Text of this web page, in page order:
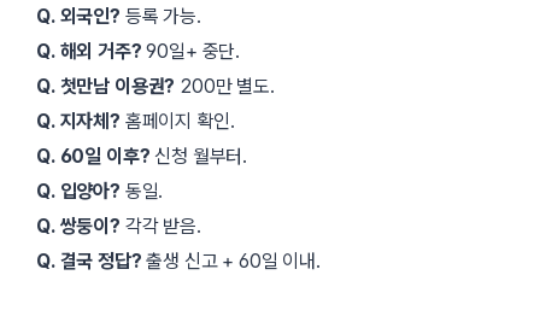
Q. 외국인? 등록 가능.
Q. 해외 거주? 90일+ 중단.
Q. 첫만남 이용권? 200만 별도.
Q. 지자체? 홈페이지 확인.
Q. 60일 이후? 신청 월부터.
Q. 입양아? 동일.
Q. 쌍둥이? 각각 받음.
Q. 결국 정답? 출생 신고 + 60일 이내.